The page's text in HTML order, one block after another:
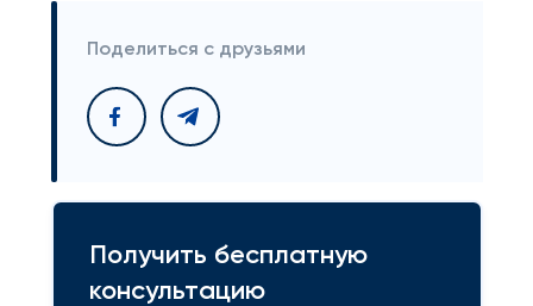
Поделиться с друзьями
Получить бесплатную
консультацию